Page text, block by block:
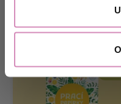
LIMITOVANÁ